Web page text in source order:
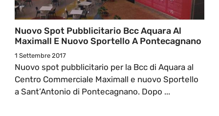
Nuovo Spot Pubblicitario Bcc Aquara Al
Maximall E Nuovo Sportello A Pontecagnano
1 Settembre 2017
Nuovo spot pubblicitario per la Bcc di Aquara al
Centro Commerciale Maximall e nuovo Sportello
a Sant’Antonio di Pontecagnano. Dopo ...